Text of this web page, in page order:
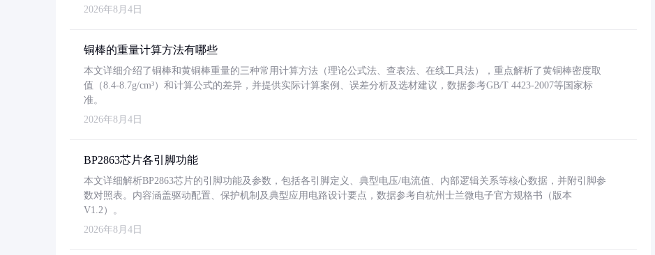
2026年8月4日
铜棒的重量计算方法有哪些
本文详细介绍了铜棒和黄铜棒重量的三种常用计算方法（理论公式法、查表法、在线工具法），重点解析了黄铜棒密度取
值（8.4-8.7g/cm³）和计算公式的差异，并提供实际计算案例、误差分析及选材建议，数据参考GB/T 4423-2007等国家标
准。
2026年8月4日
BP2863芯片各引脚功能
本文详细解析BP2863芯片的引脚功能及参数，包括各引脚定义、典型电压/电流值、内部逻辑关系等核心数据，并附引脚参
数对照表。内容涵盖驱动配置、保护机制及典型应用电路设计要点，数据参考自杭州士兰微电子官方规格书（版本
V1.2）。
2026年8月4日